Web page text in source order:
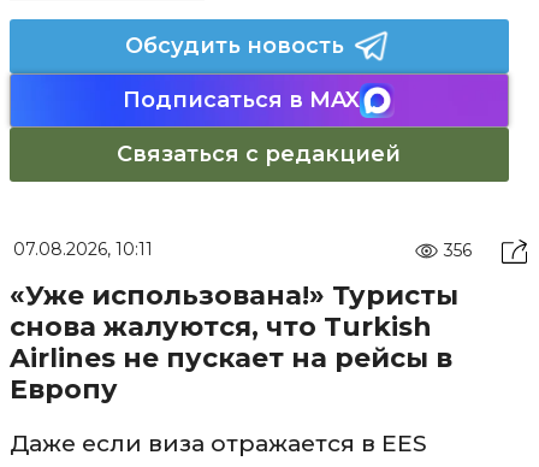
Обсудить новость
Подписаться в MAX
Связаться с редакцией
07.08.2026, 10:11 356
«Уже использована!» Туристы
снова жалуются, что Turkish
Airlines не пускает на рейсы в
Европу
Даже если виза отражается в EES